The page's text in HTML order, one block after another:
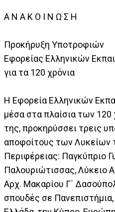
Α Ν Α Κ Ο Ι Ν Ω Σ Η
Προκήρυξη Υποτροφιών
Εφορείας Ελληνικών
για τα 120 χρόνια
Η Εφορεία Ελληνικών
μέσα στα πλαίσια των
της, προκηρύσσει τρεις
αποφοίτους των Λυκείων
Περιφέρειας: Παγκύπριο
Παλουριώτισσας, Λύκειο
Αρχ. Μακαρίου Γ΄
σπουδές σε